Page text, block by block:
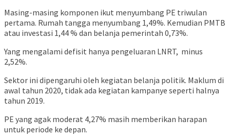
Masing-masing komponen ikut menyumbang PE triwulan
pertama. Rumah tangga menyumbang 1,49%. Kemudian PMTB
atau investasi 1,44 % dan belanja pemerintah 0,73%.
Yang mengalami defisit hanya pengeluaran LNRT, minus
2,52%.
Sektor ini dipengaruhi oleh kegiatan belanja politik. Maklum di
awal tahun 2020, tidak ada kegiatan kampanye seperti halnya
tahun 2019.
PE yang agak moderat 4,27% masih memberikan harapan
untuk periode ke depan.